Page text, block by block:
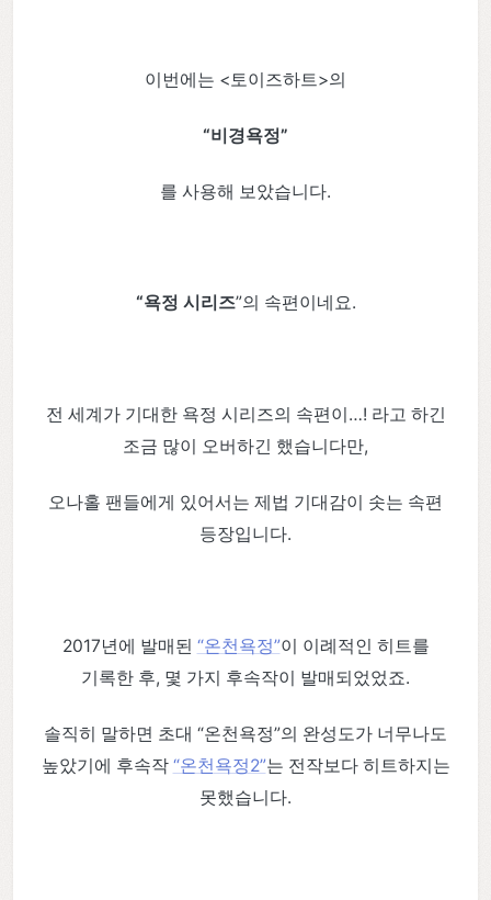
이번에는 <토이즈하트>의
“비경욕정”
를 사용해 보았습니다.
“욕정 시리즈”의 속편이네요.
전 세계가 기대한 욕정 시리즈의 속편이…! 라고 하긴
조금 많이 오버하긴 했습니다만,
오나홀 팬들에게 있어서는 제법 기대감이 솟는 속편
등장입니다.
2017년에 발매된 “온천욕정”이 이례적인 히트를
기록한 후, 몇 가지 후속작이 발매되었었죠.
솔직히 말하면 초대 “온천욕정”의 완성도가 너무나도
높았기에 후속작 “온천욕정2”는 전작보다 히트하지는
못했습니다.